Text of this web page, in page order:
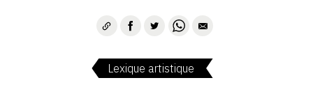
LES VERNISSAGES
ACTUALITÉS DU MONDE DE L'ART
Lexique artistique